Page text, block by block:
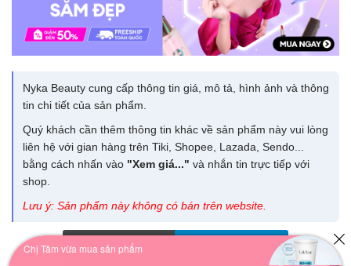
Nyka Beauty cung cấp thông tin giá, mô tả, hình ảnh và thông
tin chi tiết của sản phẩm.
Quý khách cần thêm thông tin khác về sản phẩm này vui lòng
liên hệ với gian hàng trên Tiki, Shopee, Lazada, Sendo...
bằng cách nhấn vào "Xem giá..." và nhắn tin trực tiếp với
shop.
Lưu ý: Sản phẩm này không có bán trên website.
Giá 30.000
Chị Tâm vừa mua sản phẩm